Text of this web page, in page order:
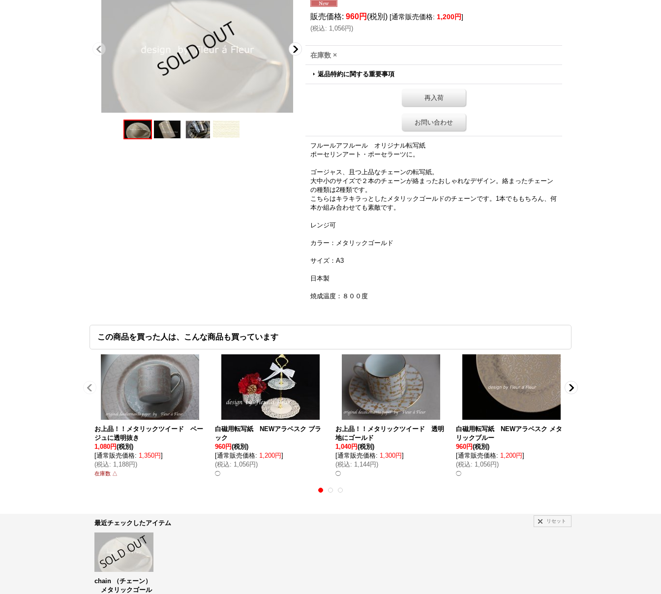
販売価格: 960円 (税別) [通常販売価格: 1,200円]
(税込: 1,056円)
在庫数 ×
返品特約に関する重要事項
再入荷
お問い合わせ
フルールアフルール オリジナル転写紙
ポーセリンアート・ポーセラーツに。
ゴージャス、且つ上品なチェーンの転写紙。
大中小のサイズで２本のチェーンが絡まったおしゃれなデザイン。絡まったチェーン
の種類は2種類です。
こちらはキラキラっとしたメタリックゴールドのチェーンです。1本でももちろん、何
本か組み合わせても素敵です。
レンジ可
カラー：メタリックゴールド
サイズ：A3
日本製
焼成温度：８００度
この商品を買った人は、こんな商品も買っています
お上品！！メタリックツイード ベー
ジュに透明抜き
1,080円(税別)
[通常販売価格: 1,350円]
(税込: 1,188円)
在庫数 △
白磁用転写紙 NEWアラベスク ブラ
ック
960円(税別)
[通常販売価格: 1,200円]
(税込: 1,056円)
◯
お上品！！メタリックツイード 透明
地にゴールド
1,040円(税別)
[通常販売価格: 1,300円]
(税込: 1,144円)
◯
白磁用転写紙 NEWアラベスク メタ
リックブルー
960円(税別)
[通常販売価格: 1,200円]
(税込: 1,056円)
◯
最近チェックしたアイテム リセット
chain （チェーン）
メタリックゴール